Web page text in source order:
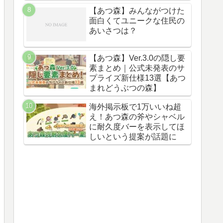
【あつ森】みんながつけた
面白くてユニークな住民の
あいさつは？
【あつ森】Ver.3.0の隠し要
素まとめ｜公式未発表のサ
プライズ新仕様13選【あつ
まれどうぶつの森】
海外掲示板で1万いいね超
え！あつ森の斧やシャベル
に耐久度バーを表示してほ
しいという提案が話題に